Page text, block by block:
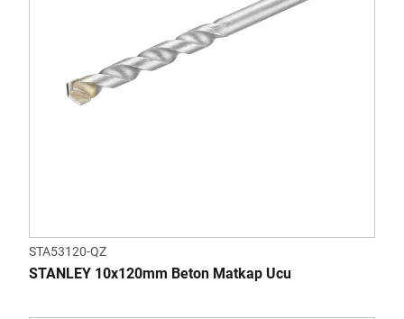
STA53120-QZ
STANLEY 10x120mm Beton Matkap Ucu